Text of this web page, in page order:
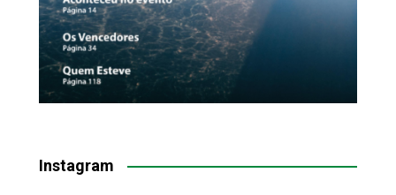
Instagram